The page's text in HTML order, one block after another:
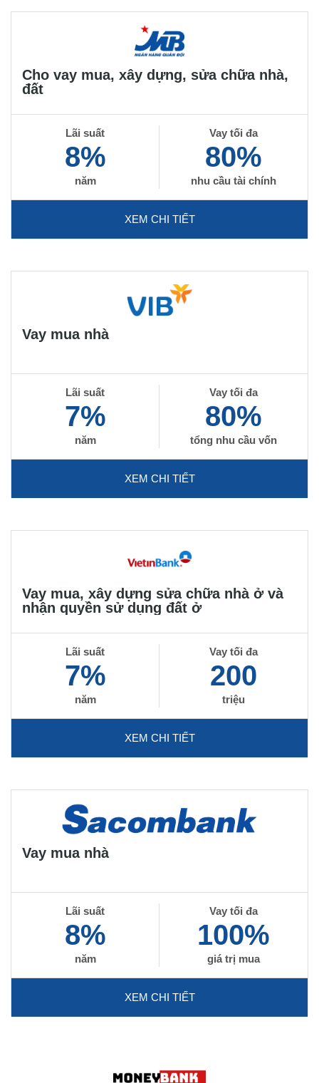
Cho vay mua, xây dựng, sửa chữa nhà,
đất
Lãi suất
8%
năm
Vay tối đa
80%
nhu cầu tài chính
XEM CHI TIẾT
Vay mua nhà
Lãi suất
7%
năm
Vay tối đa
80%
tổng nhu cầu vốn
XEM CHI TIẾT
Vay mua, xây dựng sửa chữa nhà ở và
nhận quyền sử dụng đất ở
Lãi suất
7%
năm
Vay tối đa
200
triệu
XEM CHI TIẾT
Vay mua nhà
Lãi suất
8%
năm
Vay tối đa
100%
giá trị mua
XEM CHI TIẾT